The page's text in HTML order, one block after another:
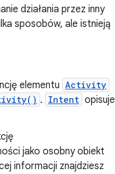
działania przez inny
sposobów, ale istnieją
elementu Activity
. Intent opisuje
jako osobny obiekt
informacji znajdziesz